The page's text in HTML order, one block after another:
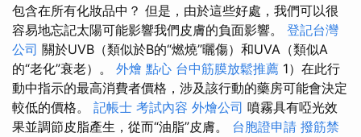
包含在所有化妝品中？ 但是，由於這些好處，我們可以很
容易地忘記太陽可能影響我們皮膚的負面影響。 登記台灣
公司 關於UVB（類似於B的“燃燒”曬傷）和UVA（類似A
的“老化”衰老）。 外燴 點心 台中筋膜放鬆推薦 1）在此行
動中指示的最高消費者價格，涉及該行動的藥房可能會決定
較低的價格。 記帳士 考試內容 外燴公司 噴霧具有啞光效
果並調節皮脂產生，從而“油脂”皮膚。 台胞證申請 撥筋禁